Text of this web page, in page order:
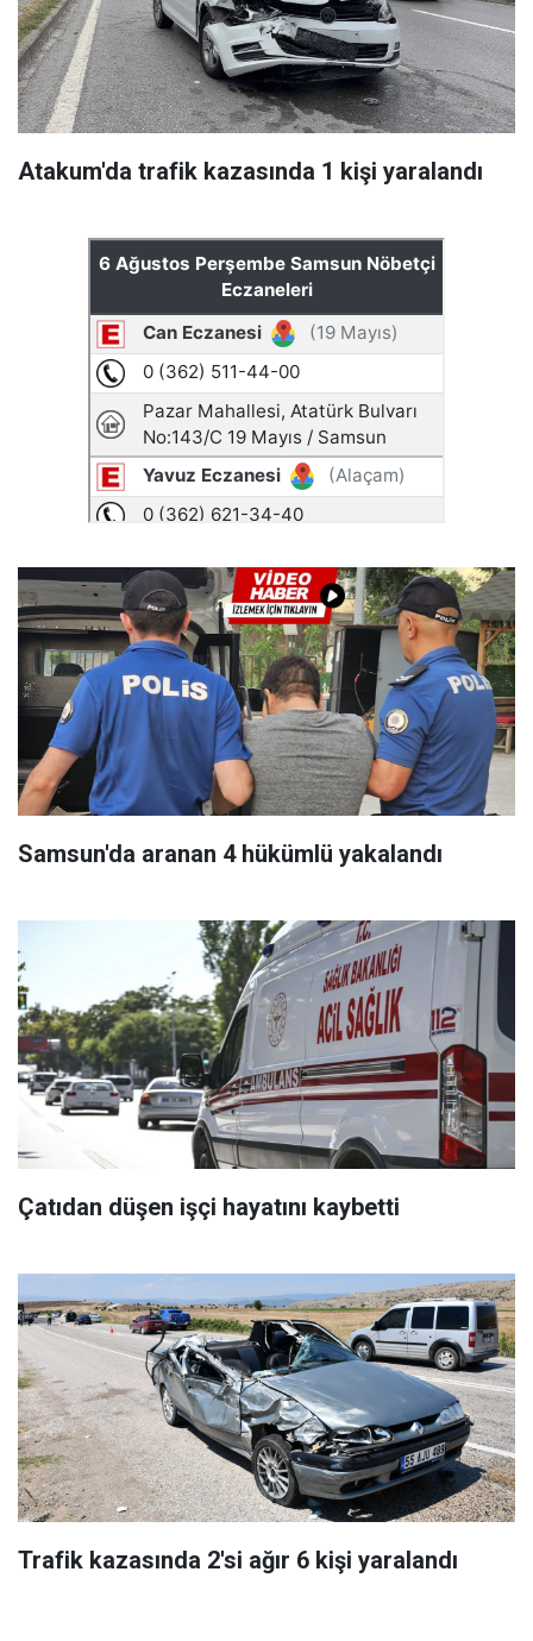
Atakum'da trafik kazasında 1 kişi yaralandı
Samsun'da aranan 4 hükümlü yakalandı
Çatıdan düşen işçi hayatını kaybetti
Trafik kazasında 2'si ağır 6 kişi yaralandı